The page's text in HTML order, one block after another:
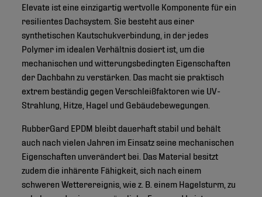
Elevate ist eine einzigartig wertvolle Komponente für ein
resilientes Dachsystem. Sie besteht aus einer
synthetischen Kautschukverbindung, in der jedes
Polymer im idealen Verhältnis dosiert ist, um die
mechanischen und witterungsbedingten Eigenschaften
der Dachbahn zu verstärken. Das macht sie praktisch
extrem beständig gegen Verschleißfaktoren wie UV-
Strahlung, Hitze, Hagel und Gebäudebewegungen.
RubberGard EPDM bleibt dauerhaft stabil und behält
auch nach vielen Jahren im Einsatz seine mechanischen
Eigenschaften unverändert bei. Das Material besitzt
zudem die inhärente Fähigkeit, sich nach einem
schweren Wetterereignis, wie z. B. einem Hagelsturm, zu